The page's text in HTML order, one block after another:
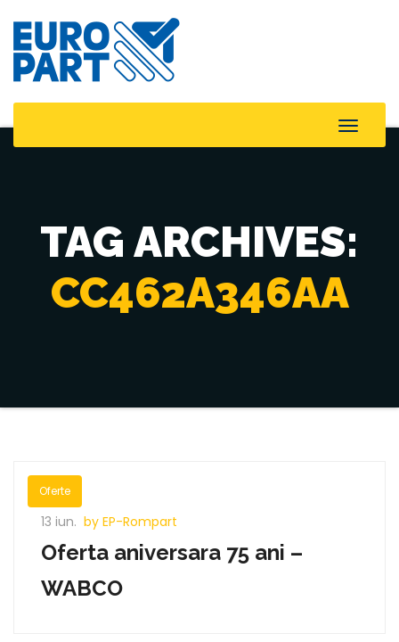
Toggle
TAG ARCHIVES:
CC462A346AA
Oferte
13 iun. by EP-Rompart
Oferta aniversara 75 ani –
WABCO